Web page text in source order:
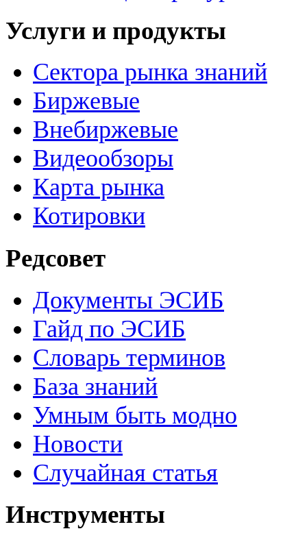
Услуги и продукты
Сектора рынка знаний
Биржевые
Внебиржевые
Видеообзоры
Карта рынка
Котировки
Редсовет
Документы ЭСИБ
Гайд по ЭСИБ
Словарь терминов
База знаний
Умным быть модно
Новости
Случайная статья
Инструменты